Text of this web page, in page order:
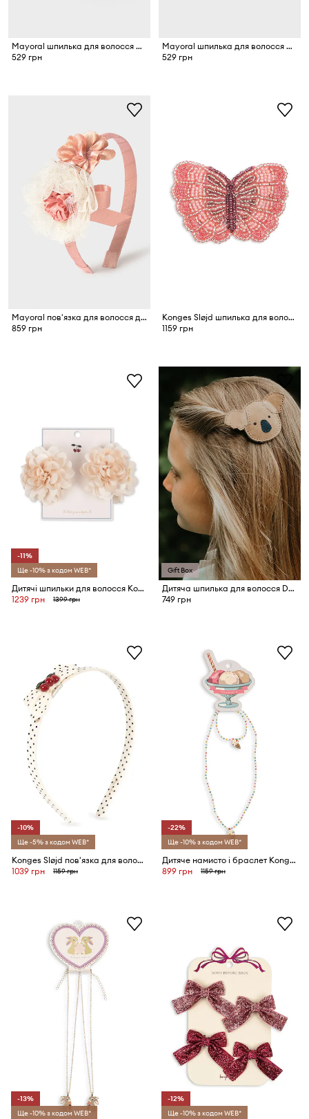
Mayoral шпилька для волосся дитяча
529 грн
Mayoral шпилька для волосся дитяча
529 грн
Mayoral пов'язка для волосся дитяча
859 грн
Konges Sløjd шпилька для волосся дитяча BUTTERFLY BEADED HAIR CLIP
1159 грн
-11%
Ще -10% з кодом WEB*
Дитячі шпильки для волосся Konges Sløjd 2-pack
1239 грн
1399 грн
Gift Box
Дитяча шпилька для волосся Donsje Josy Classic Hairclip Koala
749 грн
-10%
Ще -5% з кодом WEB*
Konges Sløjd пов'язка для волосся дитяча CHERRY DOT HAIR BRACE
1039 грн
1159 грн
-22%
Ще -10% з кодом WEB*
Дитяче намисто і браслет Konges Sløjd ICE CREAM NECKLACE AND BRACELET SET
899 грн
1159 грн
-13%
Ще -10% з кодом WEB*
-12%
Ще -10% з кодом WEB*